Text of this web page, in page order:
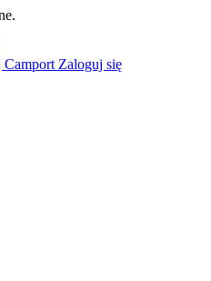
Zaloguj się